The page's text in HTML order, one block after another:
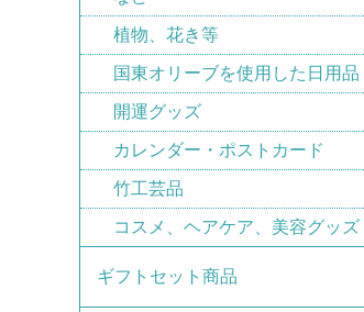
植物、花き等
国東オリーブを使用した日用品
開運グッズ
カレンダー・ポストカード
竹工芸品
コスメ、ヘアケア、美容グッズ
ギフトセット商品